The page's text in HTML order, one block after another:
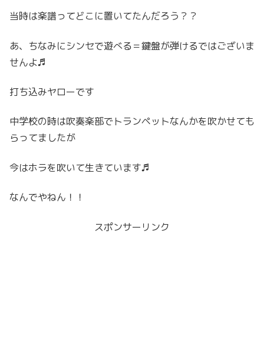
当時は楽譜ってどこに置いてたんだろう？？
あ、ちなみにシンセで遊べる＝鍵盤が弾けるではございま
せんよ♬
打ち込みヤローです
中学校の時は吹奏楽部でトランペットなんかを吹かせても
らってましたが
今はホラを吹いて生きています♬
なんでやねん！！
スポンサーリンク